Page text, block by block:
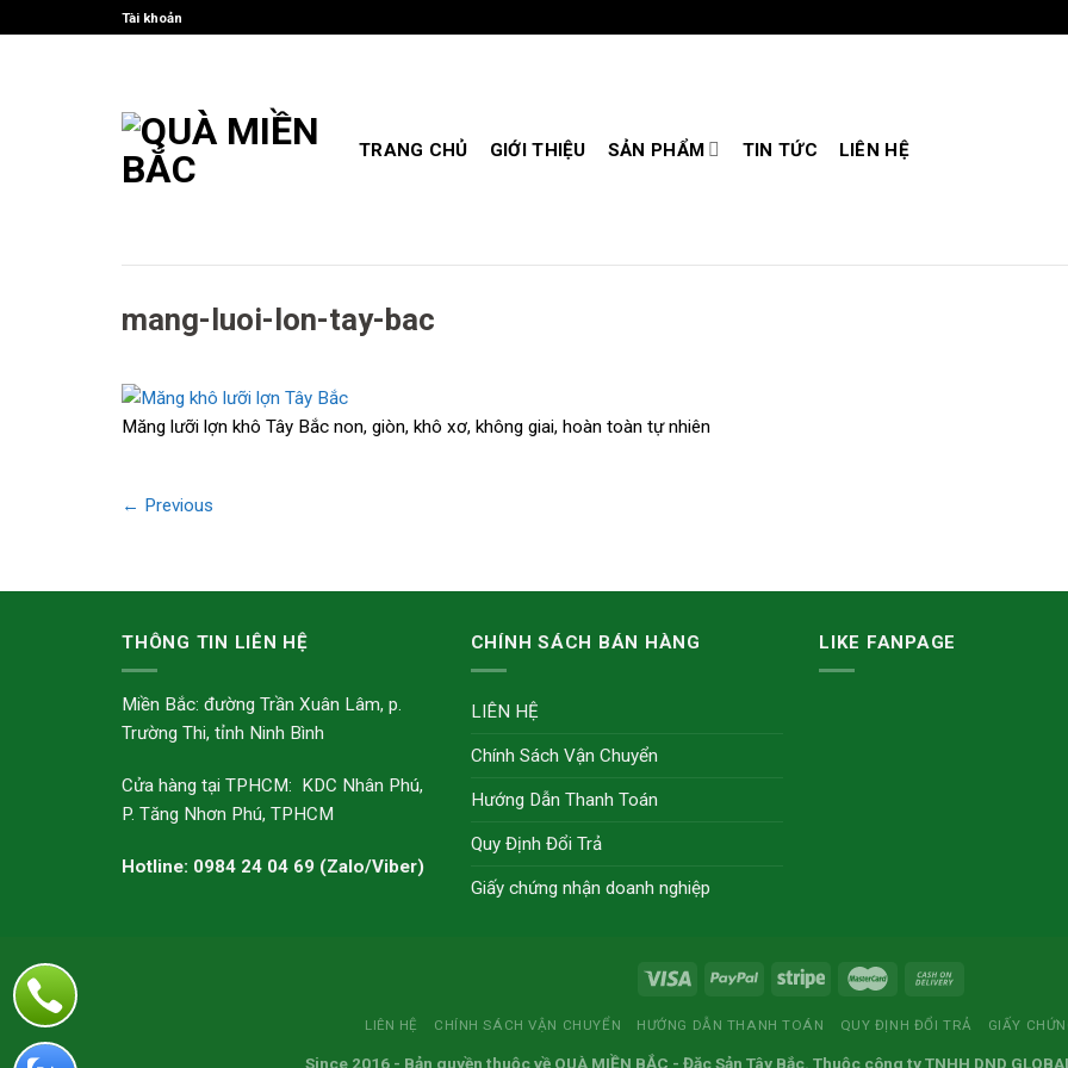
to
Tài khoản
TRANG CHỦ GIỚI THIỆU SẢN PHẨM TIN TỨC LIÊN HỆ
mang-luoi-lon-tay-bac
Măng lưỡi lợn khô Tây Bắc non, giòn, khô xơ, không giai, hoàn toàn tự nhiên
← Previous
THÔNG TIN LIÊN HỆ
Miền Bắc: đường Trần Xuân Lâm, p.
Trường Thi, tỉnh Ninh Bình
Cửa hàng tại TPHCM: KDC Nhân Phú,
P. Tăng Nhơn Phú, TPHCM
Hotline: 0984 24 04 69 (Zalo/Viber)
CHÍNH SÁCH BÁN HÀNG
LIÊN HỆ
Chính Sách Vận Chuyển
Hướng Dẫn Thanh Toán
Quy Định Đổi Trả
Giấy chứng nhận doanh nghiệp
LIKE FANPAGE
LIÊN HỆ CHÍNH SÁCH VẬN CHUYỂN HƯỚNG DẪN THANH TOÁN QUY ĐỊNH ĐỔI TRẢ GIẤY
Since 2016 - Bản quyền thuộc về QUÀ MIỀN BẮC - Đặc Sản Tây Bắc. Thuộc công ty TNHH DND